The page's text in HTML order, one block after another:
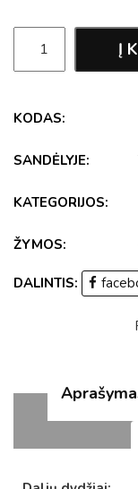
Į
KODAS:
SANDĖLYJE:
KATEGORIJOS:
ŽYMOS:
DALINTIS: